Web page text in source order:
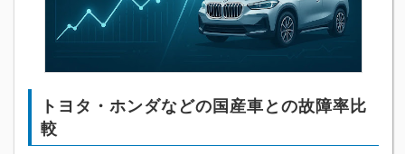
トヨタ・ホンダなどの国産車との故障率比
較